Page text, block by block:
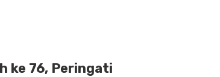
ke 76, Peringati